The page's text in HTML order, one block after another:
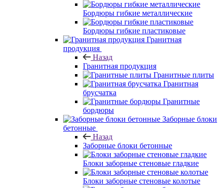
Бордюры гибкие металлические
Бордюры гибкие пластиковые
Гранитная
продукция
Назад
Гранитная продукция
Гранитные плиты
Гранитная
брусчатка
Гранитные
бордюры
Заборные блоки
бетонные
Назад
Заборные блоки бетонные
Блоки заборные стеновые гладкие
Блоки заборные стеновые колотые